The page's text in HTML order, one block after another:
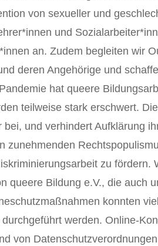
von sexueller und
und
an. Zudem begleiten wir
deren Angehörige und
hat queere
teilweise stark erschwert.
und verhindert Aufklärung
zunehmenden
zu
queere Bildung e.V., die auch
konnten
werden. Online-
von